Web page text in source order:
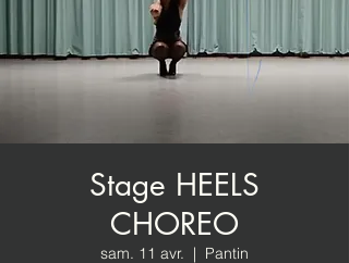
Stage HEELS
CHOREO
sam. 11 avr.
  |
Pantin